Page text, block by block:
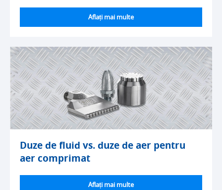
Aflați mai multe
Duze de fluid vs. duze de aer pentru
aer comprimat
Aflați mai multe